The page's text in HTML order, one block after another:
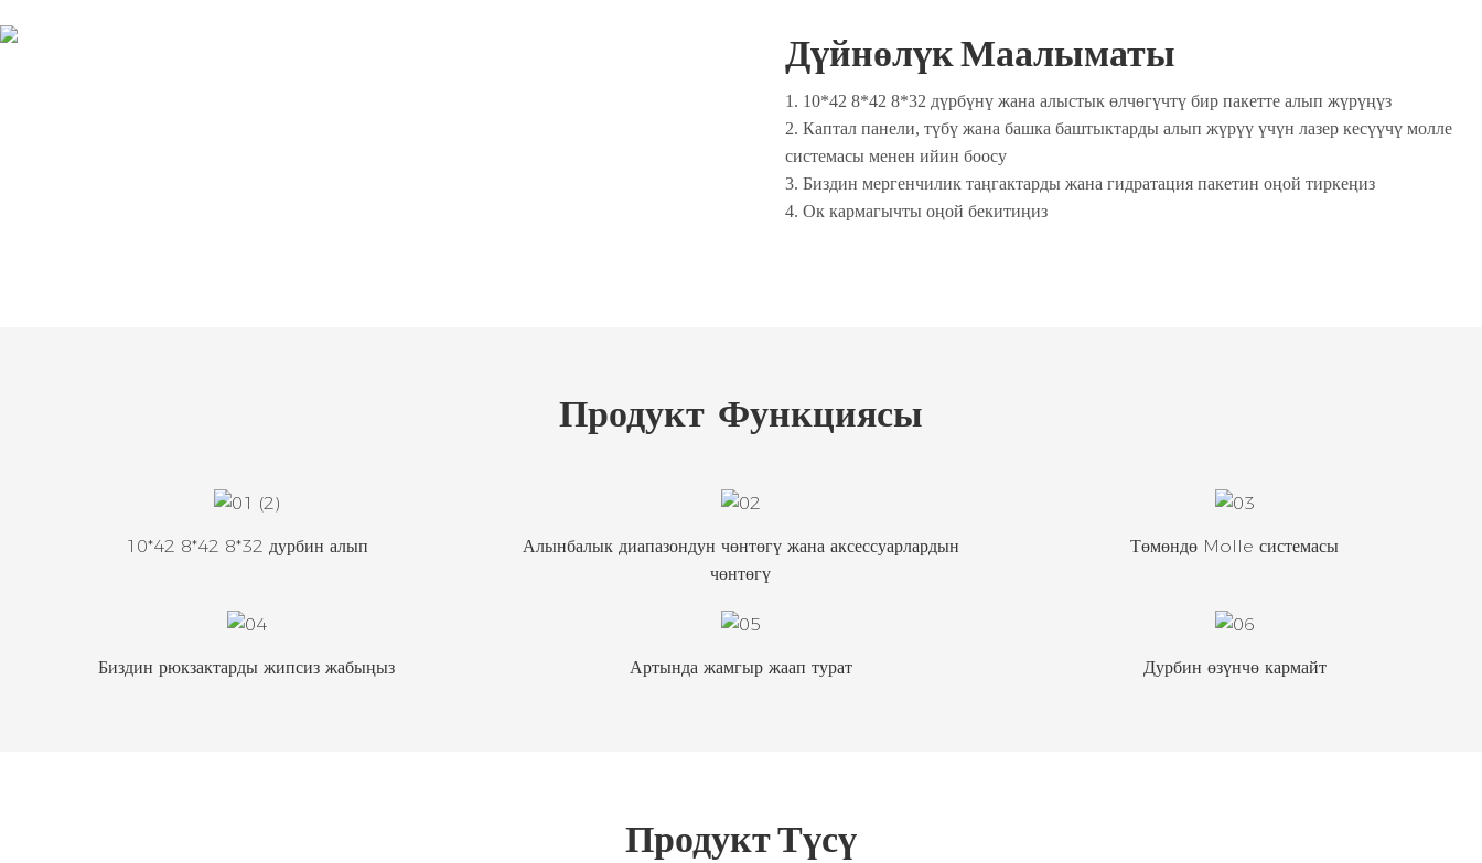
Дүйнөлүк Маалыматы
1. 10*42 8*42 8*32 дүрбүнү жана алыстык өлчөгүчтү бир пакетте алып жүрүңүз
2. Каптал панели, түбү жана башка баштыктарды алып жүрүү үчүн лазер кесүүчү молле
системасы менен ийин боосу
3. Биздин мергенчилик таңгактарды жана гидратация пакетин оңой тиркеңиз
4. Ок кармагычты оңой бекитиңиз
Продукт Функциясы
10*42 8*42 8*32 дурбин алып
Алынбалык диапазондун чөнтөгү жана аксессуарлардын
чөнтөгү
Төмөндө Molle системасы
Биздин рюкзактарды жипсиз жабыңыз Артында жамгыр жаап турат Дурбин өзүнчө кармайт
Продукт Түсү